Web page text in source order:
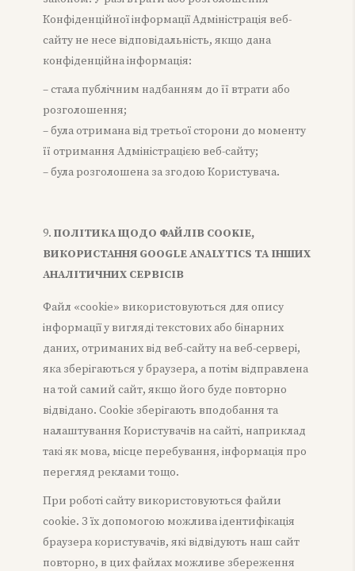
Конфіденційної інформації Адміністрація веб-
сайту не несе відповідальність, якщо дана
конфіденційна інформація:
– стала публічним надбанням до її втрати або
розголошення;
– була отримана від третьої сторони до моменту
її отримання Адміністрацією веб-сайту;
– була розголошена за згодою Користувача.
ПОЛІТИКА ЩОДО ФАЙЛІВ COOKIE,
ВИКОРИСТАННЯ GOOGLE ANALYTICS ТА ІНШИХ
АНАЛІТИЧНИХ СЕРВІСІВ
Файл «cookie» використовуються для опису
інформації у вигляді текстових або бінарних
даних, отриманих від веб-сайту на веб-сервері,
яка зберігаються у браузера, а потім відправлена
на той самий сайт, якщо його буде повторно
відвідано. Сookie зберігають вподобання та
налаштування Користувачів на сайті, наприклад
такі як мова, місце перебування, інформація про
перегляд реклами тощо.
При роботі сайту використовуються файли
cookie. З їх допомогою можлива ідентифікація
браузера користувачів, які відвідують наш сайт
повторно, в цих файлах можливе збереження